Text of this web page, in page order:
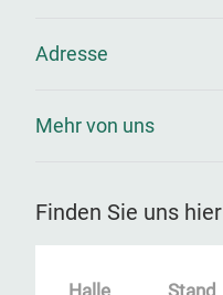
Adresse
Mehr von uns
Finden Sie uns hier